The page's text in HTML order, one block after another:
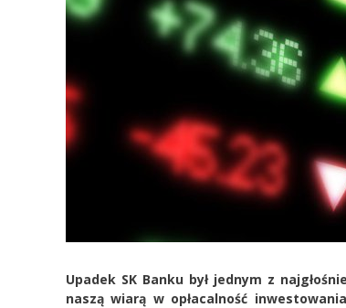
Upadek SK Banku był jednym z
naszą wiarą w opłacalność